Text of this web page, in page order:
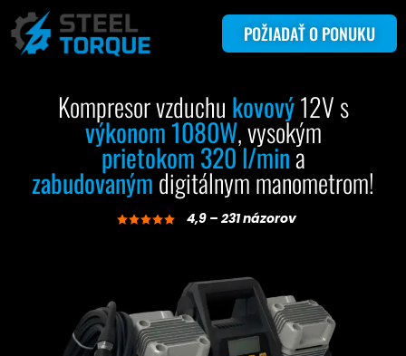
POŽIADAŤ O PONUKU
Kompresor vzduchu kovový12V s
výkonom 1080W, vysokým
prietokom 320 l/mina
zabudovanýmdigitálnym manometrom!
4,9 – 231 názorov